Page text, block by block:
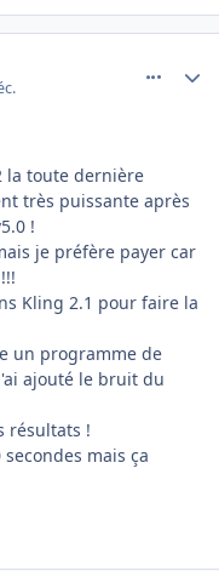
la toute dernière
très puissante après
!
je préfère payer car
Kling 2.1 pour faire la
un programme de
ajouté le bruit du
résultats !
mais ça